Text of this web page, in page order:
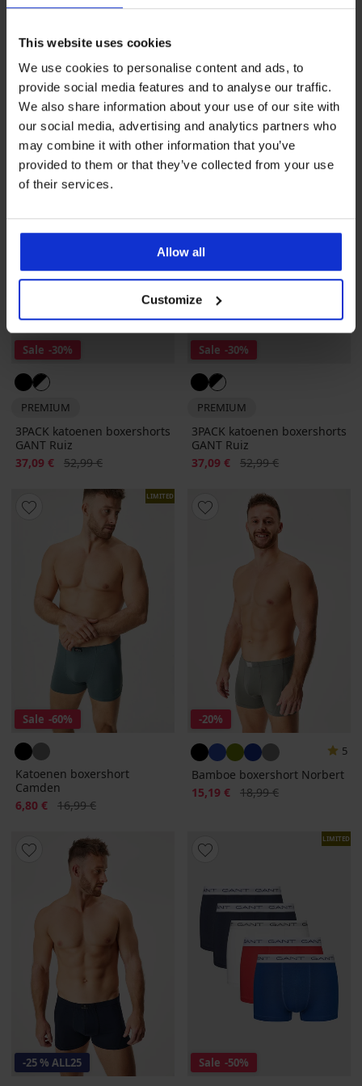
This website uses cookies
We use cookies to personalise content and ads, to
provide social media features and to analyse our traffic.
We also share information about your use of our site with
our social media, advertising and analytics partners who
may combine it with other information that you’ve
provided to them or that they’ve collected from your use
of their services.
Allow all
Customize
Sale -60%
Katoenen boxershort
Camden
Korting
6,80 €Oorspronkelijke prijs
16,99 €
Sale -40%
2PACK bamboe boxershorts
Bamboo I
Korting
26,99 €Oorspronkelijke prijs
44,99 €
LIMITED
Sale -30%
PREMIUM
3PACK katoenen boxershorts
GANT Ruiz
Korting
37,09 € Oorspronkelijke prijs
52,99 €
LIMITED
Sale -30%
PREMIUM
3PACK katoenen boxershorts
GANT Ruiz
Korting
37,09 € Oorspronkelijke prijs
52,99 €
LIMITED
Sale -60%
Katoenen boxershort
Camden
Korting
6,80 € Oorspronkelijke prijs
16,99 €
-20%
5
Bamboe boxershort Norbert
Korting
15,19 € Oorspronkelijke prijs
18,99 €
-25 % ALL25
LIMITED
Sale -50%